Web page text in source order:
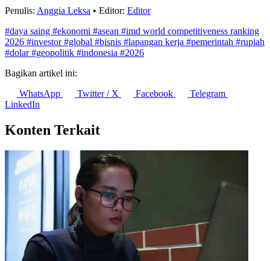
Penulis: Anggia Leksa • Editor: Editor
#daya saing #ekonomi #asean #imd world competitiveness ranking
2026 #investor#global #bisnis #lapangan kerja #pemerintah #rupiah
#dolar#geopolitik #indonesia #2026
Bagikan artikel ini:
WhatsApp
Twitter / X Facebook
Telegram
LinkedIn
Konten Terkait